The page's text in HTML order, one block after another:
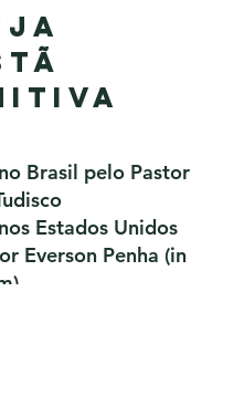
Brasil pelo Pastor
Estados Unidos
Everson Penha​ (in